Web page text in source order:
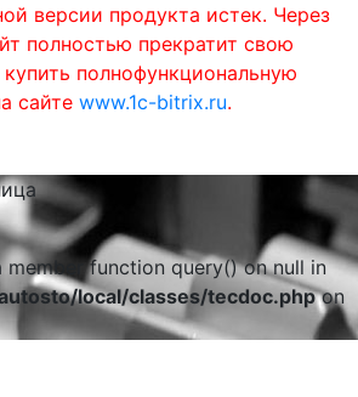
версии продукта истек. Через
полностью прекратит свою
полнофункциональную
сайте www.1c-bitrix.ru.
member function query() on null in
local/classes/tecdoc.phpon